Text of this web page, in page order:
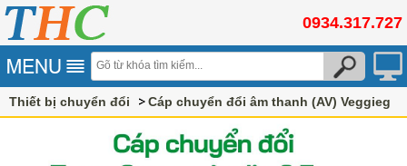
0934.317.727
Thiết bị chuyển đổi Cáp chuyển đổi âm thanh (AV) Veggieg